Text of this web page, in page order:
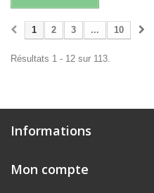
1 2 3 ... 10
Résultats 1 - 12 sur 113.
Informations
Mon compte